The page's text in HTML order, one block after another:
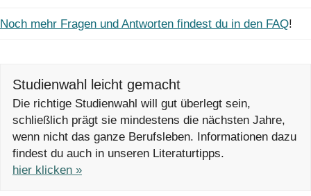
Noch mehr Fragen und Antworten findest du in den FAQ!
Studienwahl leicht gemacht
Die richtige Studienwahl will gut überlegt sein,
schließlich prägt sie mindestens die nächsten Jahre,
wenn nicht das ganze Berufsleben. Informationen dazu
findest du auch in unseren Literaturtipps.
hier klicken »